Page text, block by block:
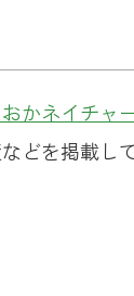
かネイチャ
どを掲載し